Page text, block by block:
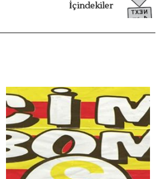
İçindekiler